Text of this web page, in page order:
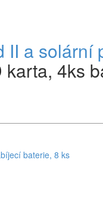
II a solární
karta, 4ks